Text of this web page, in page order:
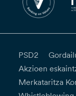
PSD2
Akzioen
Merkataritza